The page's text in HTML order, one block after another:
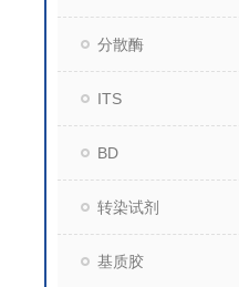
分散酶
ITS
BD
转染试剂
基质胶